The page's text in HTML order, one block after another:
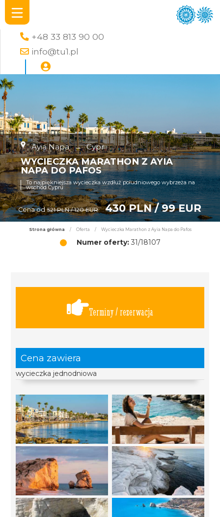
+48 33 813 90 00
info@tu1.pl
Ayia Napa → Cypr
WYCIECZKA MARATHON Z AYIA
NAPA DO PAFOS
To najpiękniejsza wycieczka wzdłuż południowego wybrzeża na
wschód Cypru
Cena od 521 PLN / 120 EUR 430 PLN / 99 EUR
Strona główna / Oferta / Wycieczka Marathon z Ayia Napa do Pafos
Numer oferty:31/18107
Terminy / rezerwacja
Cena zawiera
wycieczka jednodniowa